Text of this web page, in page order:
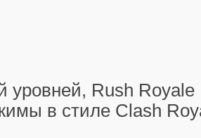
уровней, Rush Royale
в стиле Clash